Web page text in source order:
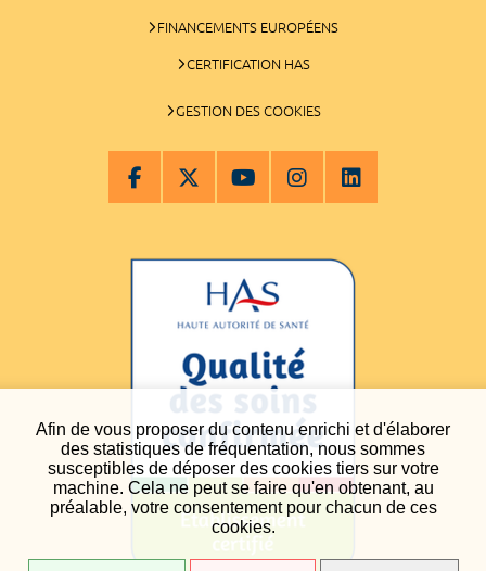
Afin de vous proposer du contenu enrichi et d'élaborer
des statistiques de fréquentation, nous sommes
susceptibles de déposer des cookies tiers sur votre
machine. Cela ne peut se faire qu'en obtenant, au
préalable, votre consentement pour chacun de ces
cookies.
FINANCEMENTS EUROPÉENS
CERTIFICATION HAS
GESTION DES COOKIES